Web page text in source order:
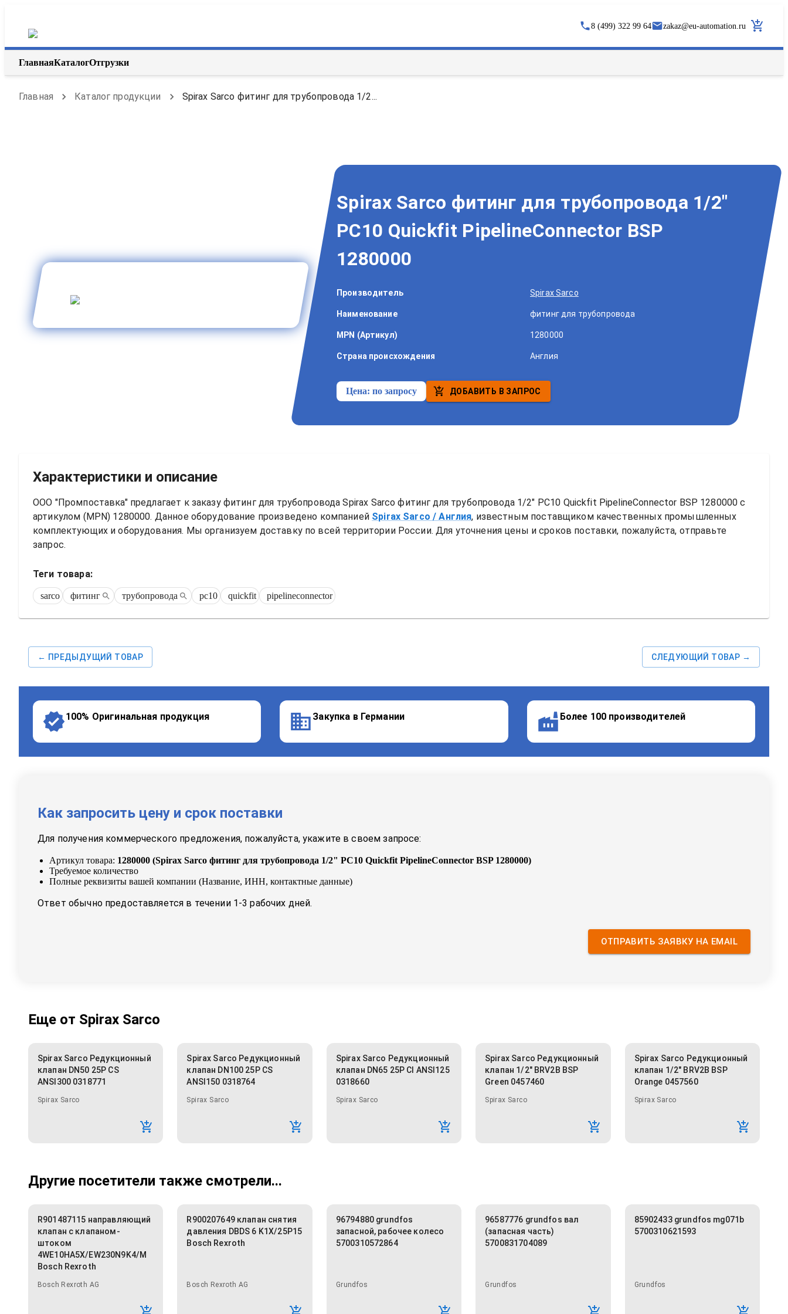
8 (499) 322 99 64 zakaz@eu-automation.ru
ГлавнаяКаталогОтгрузки
Главная Каталог продукции Spirax Sarco фитинг для трубопровода 1/2...
Spirax Sarco фитинг для трубопровода 1/2"
PC10 Quickfit PipelineConnector BSP
1280000
Производитель Spirax Sarco
Наименование фитинг для трубопровода
MPN (Артикул) 1280000
Страна происхождения Англия
Цена:по запросу ДОБАВИТЬ В ЗАПРОС
Характеристики и описание
ООО "Промпоставка" предлагает к заказу фитинг для трубопровода Spirax Sarco фитинг для трубопровода 1/2" PC10 Quickfit PipelineConnector BSP 1280000 с
артикулом (MPN) 1280000. Данное оборудование произведено компанией Spirax Sarco / Англия, известным поставщиком качественных промышленных
комплектующих и оборудования. Мы организуем доставку по всей территории России. Для уточнения цены и сроков поставки, пожалуйста, отправьте
запрос.
Теги товара:
sarco фитинг трубопровода pc10 quickfit pipelineconnector
← ПРЕДЫДУЩИЙ ТОВАР СЛЕДУЮЩИЙ ТОВАР →
100% Оригинальная продукция Закупка в Германии Более 100 производителей
Как запросить цену и срок поставки
Для получения коммерческого предложения, пожалуйста, укажите в своем запросе:
Артикул товара: 1280000 (Spirax Sarco фитинг для трубопровода 1/2" PC10 Quickfit PipelineConnector BSP 1280000)
Требуемое количество
Полные реквизиты вашей компании (Название, ИНН, контактные данные)
Ответ обычно предоставляется в течении 1-3 рабочих дней.
ОТПРАВИТЬ ЗАЯВКУ НА EMAIL
Еще от Spirax Sarco
Spirax Sarco Редукционный
клапан DN50 25P CS
ANSI300 0318771
Spirax Sarco
Spirax Sarco Редукционный
клапан DN100 25P CS
ANSI150 0318764
Spirax Sarco
Spirax Sarco Редукционный
клапан DN65 25P CI ANSI125
0318660
Spirax Sarco
Spirax Sarco Редукционный
клапан 1/2" BRV2B BSP
Green 0457460
Spirax Sarco
Spirax Sarco Редукционный
клапан 1/2" BRV2B BSP
Orange 0457560
Spirax Sarco
Другие посетители также смотрели...
R901487115 направляющий
клапан с клапаном-
штоком
4WE10HA5X/EW230N9K4/M
Bosch Rexroth
Bosch Rexroth AG
R900207649 клапан снятия
давления DBDS 6 K1X/25P15
Bosch Rexroth
Bosch Rexroth AG
96794880 grundfos
запасной, рабочее колесо
5700310572864
Grundfos
96587776 grundfos вал
(запасная часть)
5700831704089
Grundfos
85902433 grundfos mg071b
5700310621593
Grundfos